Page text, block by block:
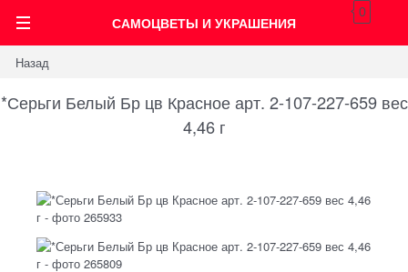
САМОЦВЕТЫ И УКРАШЕНИЯ
0
Назад
*Серьги Белый Бр цв Красное арт. 2-107-227-659 вес
4,46 г